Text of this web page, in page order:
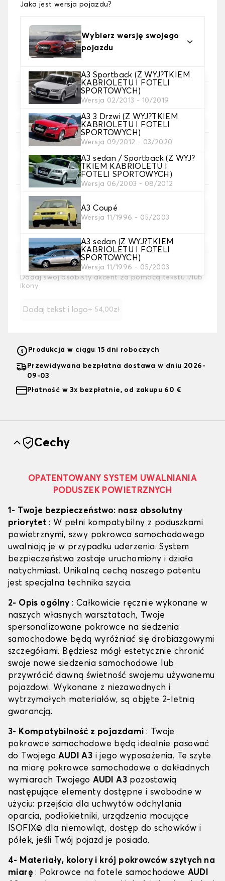
Jaka jest wersja pojazdu?
Wybierz wersję swojego
pojazdu
A3 Sportback (Z WYJ?TKIEM
KABRIOLETU I FOTELI
SPORTOWYCH)
Wersja 02/2013 - 10/2019
A3 3 Drzwi (Z WYJ?TKIEM
KABRIOLETU I FOTELI
SPORTOWYCH)
Wersja 09/2012 - 03/2020
A3 sedan / Sportback (Z WYJ?
TKIEM KABRIOLETU I
FOTELI SPORTOWYCH)
Wersja 06/2003 - 08/2012
A3 Coupé
Wersja 11/1996 - 05/2003
A3 sedan (Z WYJ?TKIEM
KABRIOLETU I FOTELI
SPORTOWYCH)
Wersja 11/1996 - 05/2003
2. Wybór gry
potrzebujesz
Wybierz materiał na pokrowce.
4. Kolor
Wybierz kolor pokrowców na siedzenia.
5. Haft
Dodaj swój osobisty akcent za pomocą tekstu i/lub
ikony
Dodaj tekst i logo + 54,00zł
Produkcja w ciągu 15 dni roboczych
Przewidywana bezpłatna dostawa w dniu 2026-
09-03
Płatność w 3x bezpłatnie, od zakupu 60 €
Cechy
OPATENTOWANY SYSTEM UWALNIANIA
PODUSZEK POWIETRZNYCH
1- Twoje bezpieczeństwo: nasz absolutny
priorytet: W pełni kompatybilny z poduszkami
powietrznymi, szwy pokrowca samochodowego
uwalniają je w przypadku uderzenia. System
bezpieczeństwa zostaje uruchomiony i działa
natychmiast. Unikalną cechą naszego patentu
jest specjalna technika szycia.
2- Opis ogólny : Całkowicie ręcznie wykonane w
naszych własnych warsztatach, Twoje
spersonalizowane pokrowce na siedzenia
samochodowe będą wyróżniać się drobiazgowymi
szczegółami. Będziesz mógł estetycznie chronić
swoje nowe siedzenia samochodowe lub
przywrócić dawną świetność swojemu używanemu
pojazdowi. Wykonane z niezawodnych i
wytrzymałych materiałów, są objęte 2-letnią
gwarancją.
3- Kompatybilność z pojazdami : Twoje
pokrowce samochodowe będą idealnie pasować
do TwojegoAUDI A3 i jego wyposażenia. Te szyte
na miarę pokrowce samochodowe o dokładnych
wymiarach TwojegoAUDI A3 pozostawią
następujące elementy dostępne i swobodne w
użyciu: przejścia dla uchwytów odchylania
oparcia, podłokietniki, urządzenia mocujące
ISOFIX© dla niemowląt, dostęp do schowków i
półek, jeśli Twój pojazd je posiada.
4- Materiały, kolory i krój pokrowców szytych na
miarę: Pokrowce na fotele samochodowe AUDI